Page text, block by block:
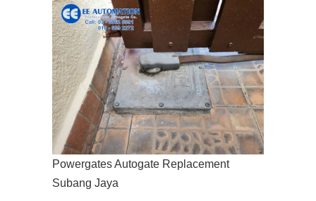
Powergates Autogate Replacement
Subang Jaya